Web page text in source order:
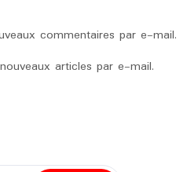
commentaires par e-mail.
articles par e-mail.